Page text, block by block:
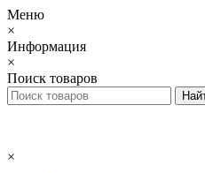
Меню
×
Информация
×
Поиск товаров
×